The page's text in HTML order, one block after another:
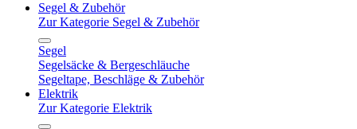
Segel & Zubehör
Zur Kategorie Segel & Zubehör
Segel
Segelsäcke & Bergeschläuche
Segeltape, Beschläge & Zubehör
Elektrik
Zur Kategorie Elektrik